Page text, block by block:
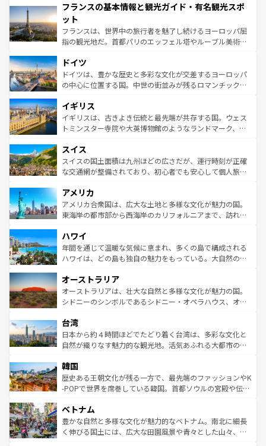
ませてくれるイタリアで、忘れられない旅をしてみよう！
なお、新着のイタリア情報は
しい。
文化が根付くこの国では、情熱的なフラメンコ、熱気あふ
れる闘牛、そして美味しいタパスが生活の一部となってい
る。首都マドリードの洗練された雰囲気や、バルセロナの
アートに溢れた街角から、地方では古代ローマ遺跡や中世
せる。地方によって風土や気候が異なるスペインはその個
性で訪れる人を魅了する。 なお、新着のスペイン情報は コ
ンテンツ一覧を参照してほしい。
フランスの基本情報と観光ガイド・有名観光スポ
ット
フランスは、世界中の旅行者を魅了し続けるヨーロッパ屈
指の観光地だ。首都パリのエッフェル塔やルーブル美術館
で、幅広い魅力が詰まっている。華麗な宮殿、歴史的な大
聖堂、美しいビーチ、そして豊かな自然が、訪れる者を心
から魅了する。また、フランスは美食の国としても知ら
いる。シャンパンの発祥地であるランス、プロヴァンスの
香り高いラベンダー畑など、多彩な楽しみ方が可能だ。さ
らに、パリ以外の地域にも魅力が溢れており、どの街角に
れる地方に足を運ぶとそれぞれで全く異なる文化を体験で
きるだろう。 なお、新着のフランス情報はコンテンツ一覧
を参照してほしい。
ドイツ
ドイツは、豊かな歴史と多彩な文化が交差するヨーロッパ
の中心に位置する国。中世の街並みが残るロマンチック街
顔を持つこの国は、どこを歩いても飽きることがない。ベ
ルリンの文化的活気、バイエルン州のアルプスの絶景、そ
してライン川沿いのワイン畑といった風景は必見。ビール
は、お酒好きな人にはぜひ体験してほしい。 なお、新着の
ドイツ情報はコンテンツ一覧を参照してほしい。
イギリス
イギリスは、古きよき伝統と最先端が共存する国。ウェス
トミンスター寺院や大英博物館のようなランドマーク、歴
リアごとに異なる魅力がある。また、優雅なアフタヌーン
ティー、ビール好きにはたまらない英国パブ、サッカー観
戦など、本場だからこそできる体験も豊富。イギリスを旅
ンツ一覧を参照してほしい。
スイス
スイスの国土面積は九州ほどの広さだが、運行時刻が正確
な交通網が整備されており、初心者でも安心して個人旅行
の建物がそのまま残る町や、スイスならではのユニークな
博物館もあり、アルプス観光だけでなく町歩きも満喫する
ことができる。国民の所得が高いため物価も高いが、旅行
ば市内交通費無料で観光を楽しむこともできる。 なお、新
着のスイス情報はコンテンツ一覧 を参照してほしい。
アメリカ
アメリカ合衆国は、広大な土地と多様な文化が魅力の国。
東海岸の都市部から西海岸のカリフォルニアまで、訪れる
のような巨大都市は、観光、ショッピング、エンターテイ
ンメントが詰まった刺激的なスポットだ。一方、アメリカ
西部には大自然が広がり、グランドキャニオンやイエロー
部のニューオーリンズでは、音楽と美食が融合した独特の
文化が魅力。旅行者はアメリカの各地域で異なる魅力を楽
しみながら、その多様性と豊かな歴史を感じることができ
ならではの贅沢な旅のスタイルだ。 なお、新着のアメリカ
情報はコンテンツ一覧を参照してほしい。
ハワイ
年間を通じて温暖な気候に恵まれ、多くの島で構成される
ハワイは、どの島も独自の魅力をもっている。大自然の神
ワイ島は見逃せない。また、定番の観光地といえばオアフ
島だが、静かな自然を求めるならマウイ島やカウアイ島が
おすすめ。エメラルドグリーンに輝く海をはじめ、豊かな
れるおもてなしの心で訪れる人々を迎えてくれるハワイの
人々、おいしいローカルフードやハワイアンミュージッ
ク、伝統的なフラダンスなど、すべてがハワイの魅力を彩
ワイを、存分に味わってほしい。 なお、新着のハワイ情報
はコンテンツ一覧を参照してほしい。
オーストラリア
オーストラリアは、壮大な自然と多様な文化が魅力の国。
シドニーのシンボルであるシドニー・オペラハウス、オー
リアリーフや大陸中央部にそびえるウルル（エアーズロッ
ク）、タスマニアの美しい原生林やケアンズの熱帯雨林な
ど、見どころがたくさん。また、カフェやワイン、オージ
いる。アクティビティも充実しており、サーフィンやダイ
ビング、ハイキングなど、アウトドア好きにはたまらな
い。オーストラリアの多彩な魅力を存分に味わいつくそ
参照してほしい。
台湾
日本から約４時間ほどでたどり着く台湾は、多彩な文化と
自然が織りなす魅力的な観光地。活気あふれる大都市の台
ン）、静ひつな山岳地帯である台湾東部など、都市の喧騒
と山間の静けさが共存しており、訪れる人に新しい発見と
驚きをもたらしてくれる。また、奥深い台湾の食文化も魅
容にもいいと評判のスイーツなど、バラエティ豊かな料理
が味わえる。 なお、新着の台湾情報は コンテンツ一覧を参
照してほしい。
韓国
歴史ある王朝文化が残る一方で、最先端のファッションやK
-POPで世界を席巻している韓国。首都ソウルの宮殿や伝統
き、地方に足を延ばせば四季折々の自然美を楽しむことが
できる。そして、キムチや焼肉、絶品のストリートフード
まで、さまざまな韓国料理が待っている。夜には、韓国な
ベトナム
豊かな自然と多様な文化が魅力的なベトナム。南北に細長
く伸びる国土には、広大な田園風景や青々とした山々、世